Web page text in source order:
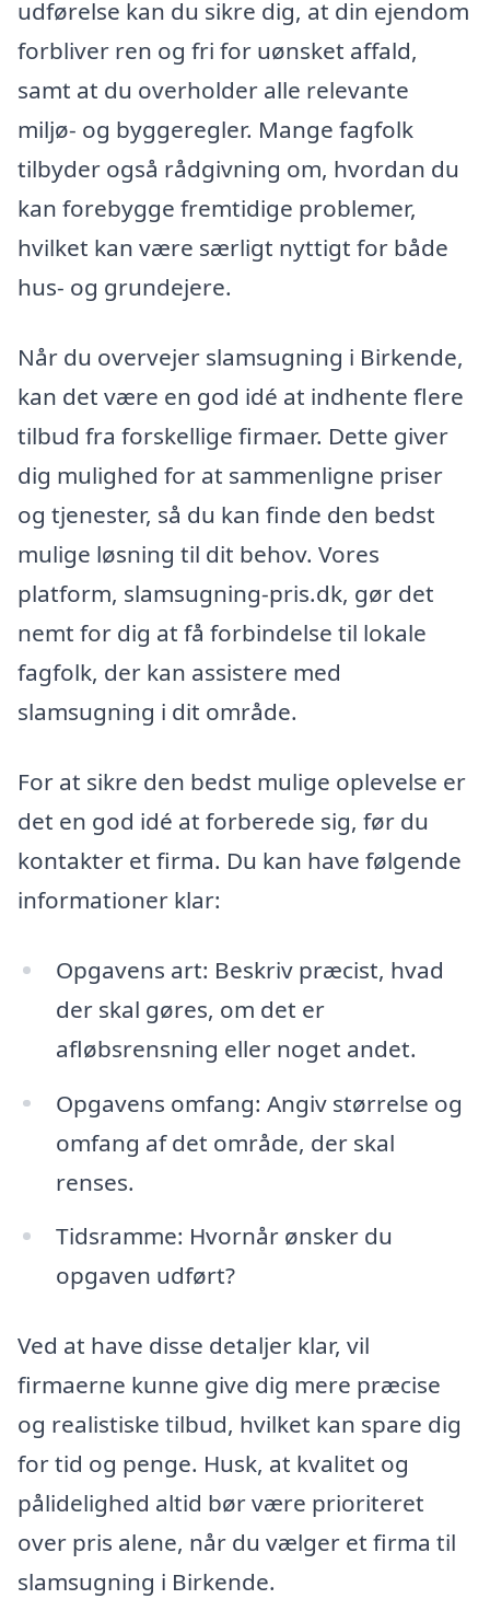
udførelse kan du sikre dig, at din ejendom
forbliver ren og fri for uønsket affald,
samt at du overholder alle relevante
miljø- og byggeregler. Mange fagfolk
tilbyder også rådgivning om, hvordan du
kan forebygge fremtidige problemer,
hvilket kan være særligt nyttigt for både
hus- og grundejere.
Når du overvejer slamsugning i Birkende,
kan det være en god idé at indhente flere
tilbud fra forskellige firmaer. Dette giver
dig mulighed for at sammenligne priser
og tjenester, så du kan finde den bedst
mulige løsning til dit behov. Vores
platform, slamsugning-pris.dk, gør det
nemt for dig at få forbindelse til lokale
fagfolk, der kan assistere med
slamsugning i dit område.
For at sikre den bedst mulige oplevelse er
det en god idé at forberede sig, før du
kontakter et firma. Du kan have følgende
informationer klar:
Opgavens art: Beskriv præcist, hvad
der skal gøres, om det er
afløbsrensning eller noget andet.
Opgavens omfang: Angiv størrelse og
omfang af det område, der skal
renses.
Tidsramme: Hvornår ønsker du
opgaven udført?
Ved at have disse detaljer klar, vil
firmaerne kunne give dig mere præcise
og realistiske tilbud, hvilket kan spare dig
for tid og penge. Husk, at kvalitet og
pålidelighed altid bør være prioriteret
over pris alene, når du vælger et firma til
slamsugning i Birkende.